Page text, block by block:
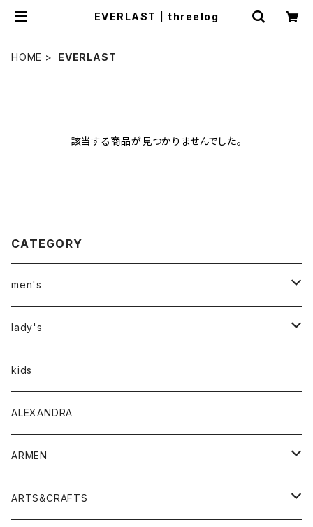
EVERLAST | threelog
HOME EVERLAST
該当する商品が見つかりませんでした。
CATEGORY
men's
アウター
トップス
Tシャツ
シャツ
ボトムス
lady's
アウター
トップス
Tシャツ・カットソー
シャツ・ブラウス
ボトムス
パンツ
ワンピース・オールインワン
kids
ALEXANDRA
ARMEN
アウター
ARTS&CRAFTS